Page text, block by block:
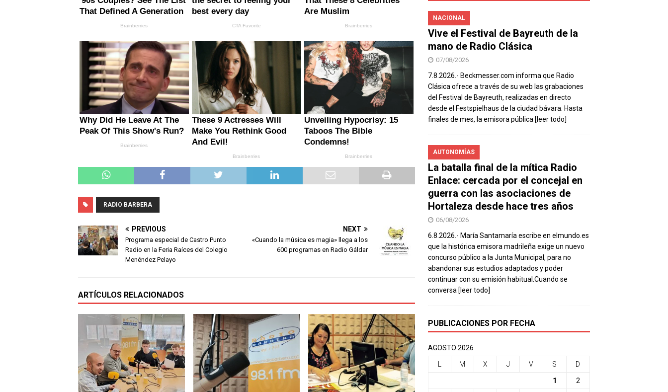
RADIO BARBERA
PREVIOUS
Programa especial de Castro Punto
Radio en la Feria Raíces del Colegio
Menéndez Pelayo
NEXT
«Cuando la música es magia» llega a los
600 programas en Radio Gáldar
ARTÍCULOS RELACIONADOS
NACIONAL
Vive el Festival de Bayreuth de la
mano de Radio Clásica
07/08/2026
7.8.2026.- Beckmesser.com informa que Radio
Clásica ofrece a través de su web las grabaciones
del Festival de Bayreuth, realizadas en directo
desde el Festspielhaus de la ciudad bávara. Hasta
finales de mes, la emisora pública [leer todo]
AUTONOMÍAS
La batalla final de la mítica Radio
Enlace: cercada por el concejal en
guerra con las asociaciones de
Hortaleza desde hace tres años
06/08/2026
6.8.2026.- María Santamaría escribe en elmundo.es
que la histórica emisora madrileña exige un nuevo
concurso público a la Junta Municipal, para no
abandonar sus estudios adaptados y poder
continuar con su emisión habitual.Cuando se
conversa [leer todo]
PUBLICACIONES POR FECHA
AGOSTO 2026
L M X J V S D
1 2